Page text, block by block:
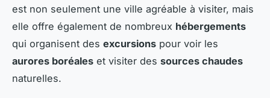
est non seulement une ville agréable à visiter, mais
elle offre également de nombreux hébergements
qui organisent des excursions pour voir les
aurores boréales et visiter des sources chaudes
naturelles.